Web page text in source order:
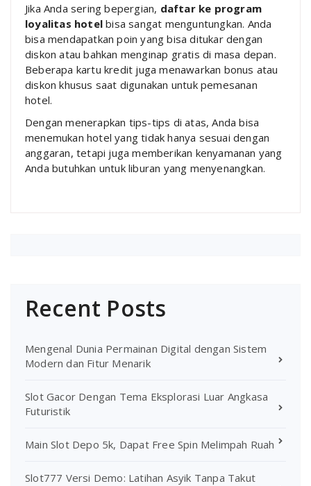
Jika Anda sering bepergian, daftar ke program
loyalitas hotel bisa sangat menguntungkan. Anda
bisa mendapatkan poin yang bisa ditukar dengan
diskon atau bahkan menginap gratis di masa depan.
Beberapa kartu kredit juga menawarkan bonus atau
diskon khusus saat digunakan untuk pemesanan
hotel.
Dengan menerapkan tips-tips di atas, Anda bisa
menemukan hotel yang tidak hanya sesuai dengan
anggaran, tetapi juga memberikan kenyamanan yang
Anda butuhkan untuk liburan yang menyenangkan.
Recent Posts
Mengenal Dunia Permainan Digital dengan Sistem
Modern dan Fitur Menarik
Slot Gacor Dengan Tema Eksplorasi Luar Angkasa
Futuristik
Main Slot Depo 5k, Dapat Free Spin Melimpah Ruah
Slot777 Versi Demo: Latihan Asyik Tanpa Takut